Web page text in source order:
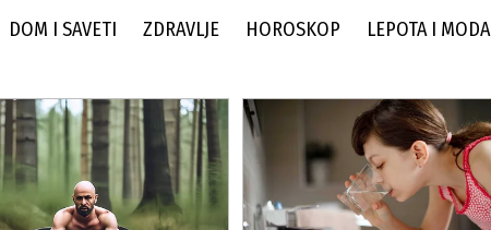
DOM I SAVETI ZDRAVLJE HOROSKOP LEPOTA I MODA